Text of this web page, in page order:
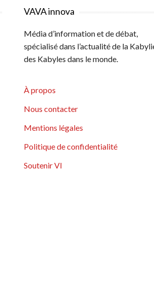
VAVA innova
Média d’information et de débat,
spécialisé dans l’actualité de la
des Kabyles dans le monde.
À propos
Nous contacter
Mentions légales
Politique de confidentialité
Soutenir VI